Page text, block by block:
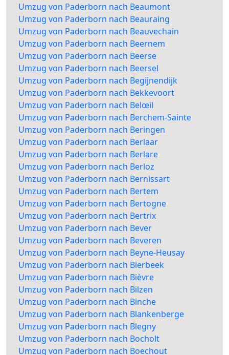
Umzug von Paderborn nach Beaumont
Umzug von Paderborn nach Beauraing
Umzug von Paderborn nach Beauvechain
Umzug von Paderborn nach Beernem
Umzug von Paderborn nach Beerse
Umzug von Paderborn nach Beersel
Umzug von Paderborn nach Begijnendijk
Umzug von Paderborn nach Bekkevoort
Umzug von Paderborn nach Belœil
Umzug von Paderborn nach Berchem-Sainte
Umzug von Paderborn nach Beringen
Umzug von Paderborn nach Berlaar
Umzug von Paderborn nach Berlare
Umzug von Paderborn nach Berloz
Umzug von Paderborn nach Bernissart
Umzug von Paderborn nach Bertem
Umzug von Paderborn nach Bertogne
Umzug von Paderborn nach Bertrix
Umzug von Paderborn nach Bever
Umzug von Paderborn nach Beveren
Umzug von Paderborn nach Beyne-Heusay
Umzug von Paderborn nach Bierbeek
Umzug von Paderborn nach Bièvre
Umzug von Paderborn nach Bilzen
Umzug von Paderborn nach Binche
Umzug von Paderborn nach Blankenberge
Umzug von Paderborn nach Blegny
Umzug von Paderborn nach Bocholt
Umzug von Paderborn nach Boechout